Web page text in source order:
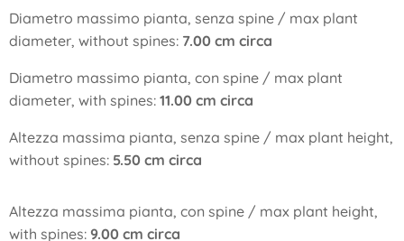
Diametro massimo pianta, senza spine / max plant
diameter, without spines: 7.00 cm circa
Diametro massimo pianta, con spine / max plant
diameter, with spines: 11.00 cm circa
Altezza massima pianta, senza spine / max plant height,
without spines: 5.50 cm circa
Altezza massima pianta, con spine / max plant height,
with spines: 9.00 cm circa